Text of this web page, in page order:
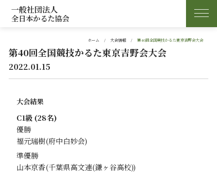
一般社団法人
全日本かるた協会
ホーム 大会情報 第40回全国競技かるた東京吉野会大会
第40回全国競技かるた東京吉野会大会
2022.01.15
大会結果
C1級 (28名)
優勝
福元瑞樹
準優勝
山本京香